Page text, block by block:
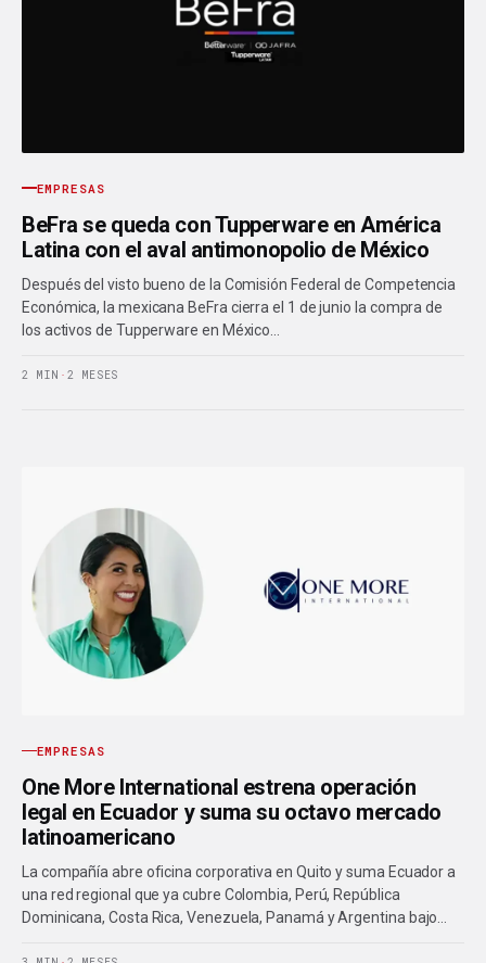
EMPRESAS
BeFra se queda con Tupperware en América
Latina con el aval antimonopolio de México
Después del visto bueno de la Comisión Federal de Competencia
Económica, la mexicana BeFra cierra el 1 de junio la compra de
los activos de Tupperware en México…
2 MIN · 2 MESES
EMPRESAS
One More International estrena operación
legal en Ecuador y suma su octavo mercado
latinoamericano
La compañía abre oficina corporativa en Quito y suma Ecuador a
una red regional que ya cubre Colombia, Perú, República
Dominicana, Costa Rica, Venezuela, Panamá y Argentina bajo…